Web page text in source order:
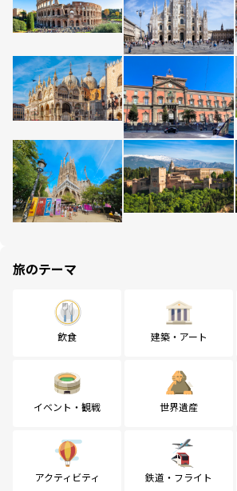
旅のテーマ
飲食 建築・アート
イベント・観戦 世界遺産
アクティビティ 鉄道・フライト